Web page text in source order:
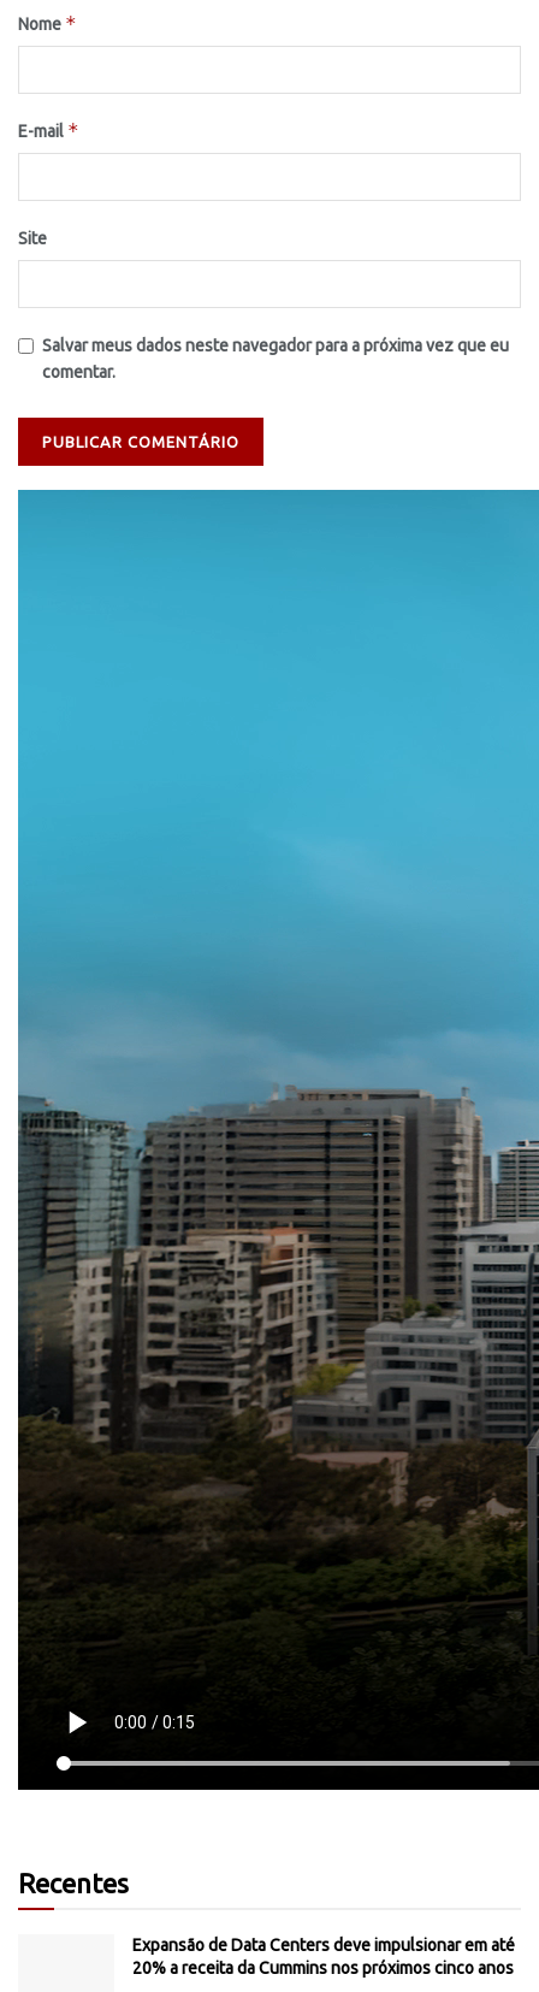
Nome *
E-mail *
Site
Salvar meus dados neste navegador para a próxima vez que eu
comentar.
Recentes
Expansão de Data Centers deve impulsionar em até
20% a receita da Cummins nos próximos cinco anos